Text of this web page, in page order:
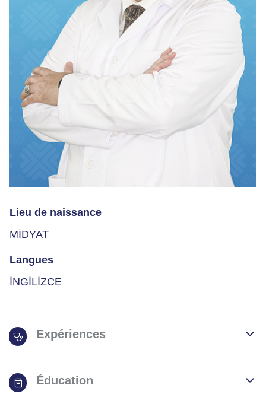
Lieu de naissance
MİDYAT
Langues
İNGİLİZCE
Expériences
Éducation